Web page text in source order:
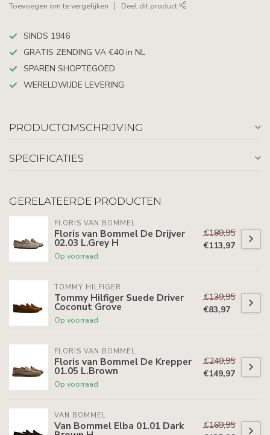
Toevoegen om te vergelijken Deel dit product
SINDS 1946
GRATIS ZENDING VA €40 in NL
SPAREN SHOPTEGOED
WERELDWIJDE LEVERING
PRODUCTOMSCHRIJVING
SPECIFICATIES
GERELATEERDE PRODUCTEN
FLORIS VAN BOMMEL
Floris van Bommel De Drijver
02.03 L.Grey H
Op voorraad
€189,95
€113,97
TOMMY HILFIGER
Tommy Hilfiger Suede Driver
Coconut Grove
Op voorraad
€139,95
€83,97
FLORIS VAN BOMMEL
Floris van Bommel De Krepper
01.05 L.Brown
Op voorraad
€249,95
€149,97
VAN BOMMEL
Van Bommel Elba 01.01 Dark
€169,95